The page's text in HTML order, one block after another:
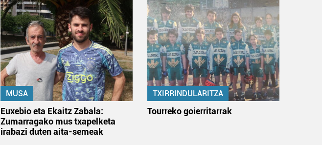
MUSA
Euxebio eta Ekaitz Zabala:
Zumarragako mus txapelketa
irabazi duten aita-semeak
TXIRRINDULARITZA
Tourreko goierritarrak